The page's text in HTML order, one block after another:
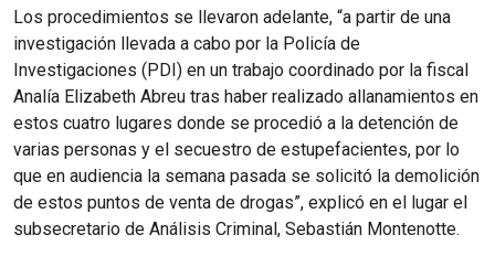
Los procedimientos se llevaron adelante, “a partir de una
investigación llevada a cabo por la Policía de
Investigaciones (PDI) en un trabajo coordinado por la fiscal
Analía Elizabeth Abreu tras haber realizado allanamientos en
estos cuatro lugares donde se procedió a la detención de
varias personas y el secuestro de estupefacientes, por lo
que en audiencia la semana pasada se solicitó la demolición
de estos puntos de venta de drogas”, explicó en el lugar el
subsecretario de Análisis Criminal, Sebastián Montenotte.